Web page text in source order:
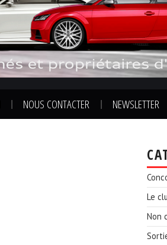
NOUS CONTACTER NEWSLETTER
Le
Non